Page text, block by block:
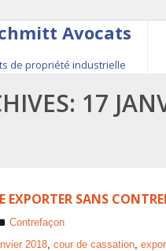
Avocats
de propriété industrielle
75001 Paris, +33 (0)1
17
EXPORTER SANS
Contrefaçon
2018, cour de cassation,